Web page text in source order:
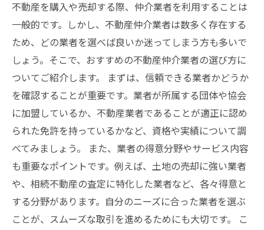
不動産を購入や売却する際、仲介業者を利用することは
一般的です。しかし、不動産仲介業者は数多く存在する
ため、どの業者を選べば良いか迷ってしまう方も多いで
しょう。そこで、おすすめの不動産仲介業者の選び方に
ついてご紹介します。 まずは、信頼できる業者かどうか
を確認することが重要です。業者が所属する団体や協会
に加盟しているか、不動産業者であることが適正に認め
られた免許を持っているかなど、資格や実績について調
べてみましょう。 また、業者の得意分野やサービス内容
も重要なポイントです。例えば、土地の売却に強い業者
や、相続不動産の査定に特化した業者など、各々得意と
する分野があります。自分のニーズに合った業者を選ぶ
ことが、スムーズな取引を進めるためにも大切です。 こ